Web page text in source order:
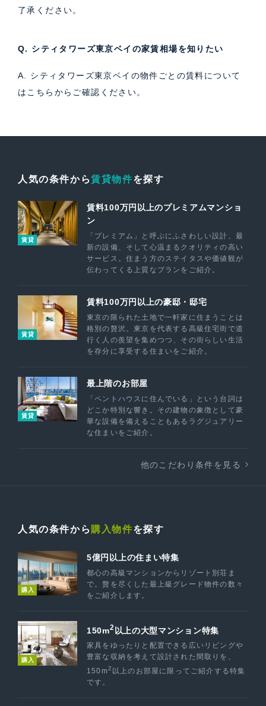
了承ください。
Q. シティタワーズ東京ベイの家賃相場を知りたい
A. シティタワーズ東京ベイの物件ごとの賃料について
は こちら からご確認ください。
人気の条件から賃貸物件を探す
賃貸
賃料100万円以上のプレミアムマンショ
ン
「プレミアム」と呼ぶにふさわしい設計、最
新の設備、そして心温まるクオリティの高い
サービス。住まう方のステイタスや価値観が
伝わってくる上質なプランをご紹介。
賃貸
賃料100万円以上の豪邸・邸宅
東京の限られた土地で一軒家に住まうことは
格別の贅沢。東京を代表する高級住宅街で道
行く人の羨望を集めつつ、その街らしい生活
を存分に享受する住まいをご紹介。
賃貸
最上階のお部屋
「ペントハウスに住んでいる」という台詞は
どこか特別な響き。その建物の象徴として豪
華な設備を備えることもあるラグジュアリー
な住まいをご紹介。
他のこだわり条件を見る
人気の条件から 購入物件を探す
購入
5億円以上の住まい特集
都心の高級マンションからリゾート別荘ま
で。贅を尽くした最上級グレード物件の数々
をご紹介します。
購入
150m2 以上の大型マンション特集
家具をゆったりと配置できる広いリビングや
豊富な収納を考えて設計された間取りを、
150m2 以上のお部屋に限ってご紹介する特集
です。